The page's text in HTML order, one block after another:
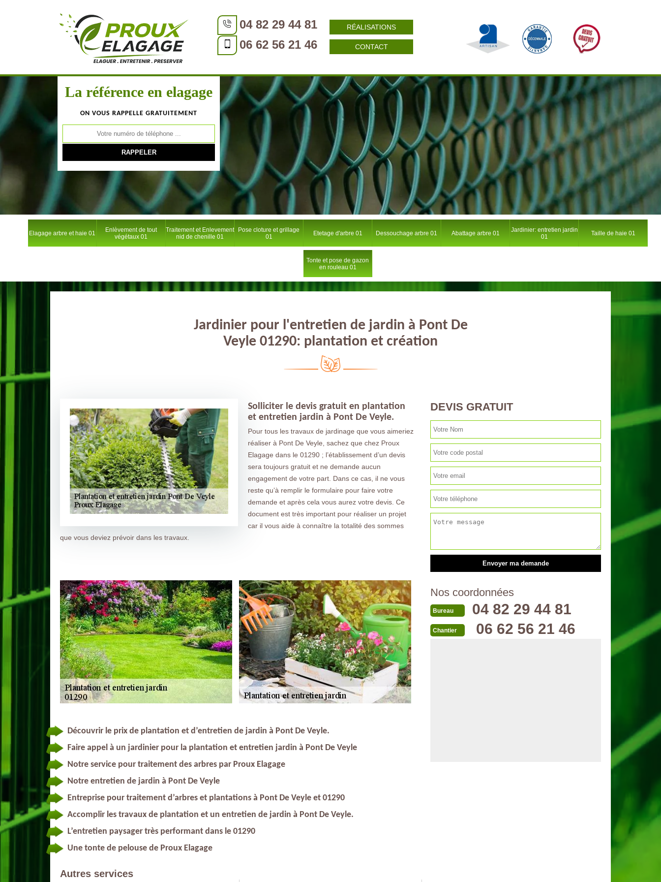
04 82 29 44 81
06 62 56 21 46
RÉALISATIONS
CONTACT
La référence en elagage
ON VOUS RAPPELLE GRATUITEMENT
Elagage arbre et haie 01
Enlèvement de tout
végétaux 01
Traitement et Enlevement
nid de chenille 01
Pose cloture et grillage
01
Etetage d'arbre 01 Dessouchage arbre 01 Abattage arbre 01
Jardinier: entretien jardin
01
Taille de haie 01
Tonte et pose de gazon
en rouleau 01
Jardinier pour l'entretien de jardin à Pont De
Veyle 01290: plantation et création
Solliciter le devis gratuit en plantation
et entretien jardin à Pont De Veyle.
Pour tous les travaux de jardinage que vous aimeriez
réaliser à Pont De Veyle, sachez que chez Proux
Elagage dans le 01290 ; l’établissement d’un devis
sera toujours gratuit et ne demande aucun
engagement de votre part. Dans ce cas, il ne vous
reste qu’à remplir le formulaire pour faire votre
demande et après cela vous aurez votre devis. Ce
document est très important pour réaliser un projet
car il vous aide à connaître la totalité des sommes
que vous deviez prévoir dans les travaux.
Découvrir le prix de plantation et d’entretien de jardin à Pont De Veyle.
Faire appel à un jardinier pour la plantation et entretien jardin à Pont De Veyle
Notre service pour traitement des arbres par Proux Elagage
Notre entretien de jardin à Pont De Veyle
Entreprise pour traitement d’arbres et plantations à Pont De Veyle et 01290
Accomplir les travaux de plantation et un entretien de jardin à Pont De Veyle.
L’entretien paysager très performant dans le 01290
Une tonte de pelouse de Proux Elagage
DEVIS GRATUIT
Nos coordonnées
Bureau 04 82 29 44 81
Chantier 06 62 56 21 46
Autres services